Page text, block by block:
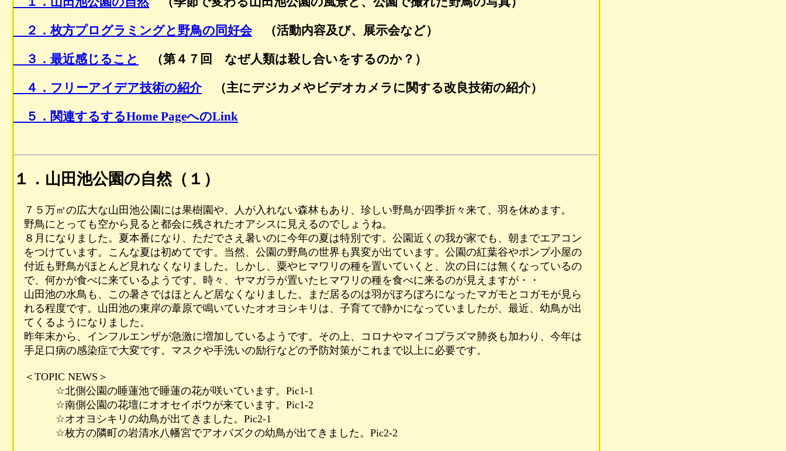
２．枚方プログラミングと野鳥の同好会（活動内容及び、展示会など）
３．最近感じること （第４７回 なぜ人類は殺し合いをするのか？）
４．フリーアイデア技術の紹介（主にデジカメやビデオカメラに関する改良技術の紹介）
５．関連するするHome PageへのLink
１．山田池公園の自然（１）
７５万㎡の広大な山田池公園には果樹園や、人が入れない森林もあり、珍しい野鳥が四季折々来て、羽を休めます。
野鳥にとっても空から見ると都会に残されたオアシスに見えるのでしょうね。
８月になりました。夏本番になり、ただでさえ暑いのに今年の夏は特別です。公園近くの我が家でも、朝までエアコン
をつけています。こんな夏は初めてです。当然、公園の野鳥の世界も異変が出ています。公園の紅葉谷やポンプ小屋の
付近も野鳥がほとんど見れなくなりました。しかし、粟やヒマワリの種を置いていくと、次の日には無くなっているの
で、何かが食べに来ているようです。時々、ヤマガラが置いたヒマワリの種を食べに来るのが見えますが・・
山田池の水鳥も、この暑さではほとんど居なくなりました。まだ居るのは羽がぼろぼろになったマガモとコガモが見ら
れる程度です。山田池の東岸の葦原で鳴いていたオオヨシキリは、子育てで静かになっていましたが、最近、幼鳥が出
てくるようになりました。
昨年末から、インフルエンザが急激に増加しているようです。その上、コロナやマイコプラズマ肺炎も加わり、今年は
手足口病の感染症で大変です。マスクや手洗いの励行などの予防対策がこれまで以上に必要です。
＜TOPIC NEWS＞
☆北側公園の睡蓮池で睡蓮の花が咲いています。Pic1-1
☆南側公園の花壇にオオセイボウが来ています。Pic1-2
☆オオヨシキリの幼鳥が出てきました。Pic2-1
☆枚方の隣町の岩清水八幡宮でアオバズクの幼鳥が出てきました。Pic2-2